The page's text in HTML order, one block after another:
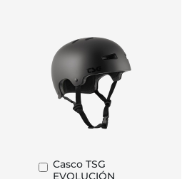
Casco TSG
EVOLUCIÓN
Añadir